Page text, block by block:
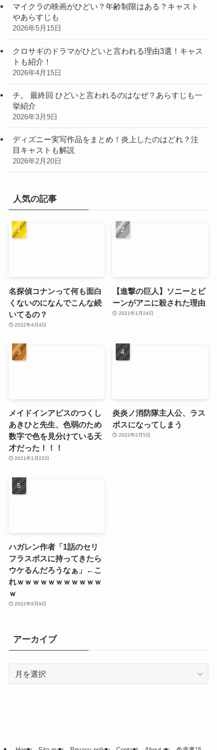
マイクラの映画がひどい？年齢制限はある？キャスト
やあらすじも
2026年5月15日
クロサギのドラマがひどいと言われる理由3選！キャス
トも紹介！
2026年4月15日
チ。 最終回 ひどいと言われるのはなぜ？あらすじも一
挙紹介
2026年3月9日
ディズニー実写作品をまとめ！炎上したのはどれ？注
目キャストも解説
2026年2月20日
人気の記事
名探偵コナンって何も面白
くないのになんでこんな続
いてるの？
2022年4月4日
【進撃の巨人】ソニーとビ
ーンがアニに殺された理由
2021年1月24日
メイドインアビスのつくし
あきひと先生、色弱のため
数字で色を見分けている天
才だった！！！
2021年1月22日
炎炎ノ消防隊主人公、ラス
ボスになってしまう
2022年2月5日
ハガレン作者「1話のセリ
フラスボスに持ってきたら
ウケるんだろうなぁ」←こ
れｗｗｗｗｗｗｗｗｗｗｗ
ｗ
2022年9月9日
アーカイブ